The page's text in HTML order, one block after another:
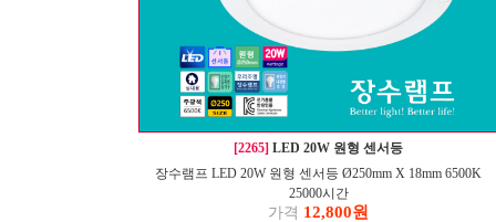
[2265] LED 20W 원형 센서등
장수램프 LED 20W 원형 센서등 Ø250mm X 18mm 6500K
25000시간
가격 12,800원